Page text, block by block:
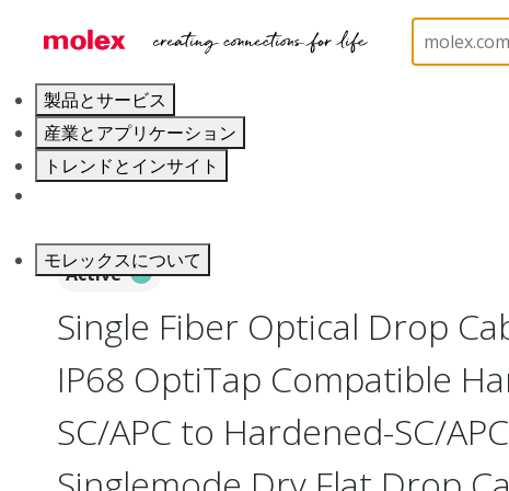
製品とサービス
産業とアプリケーション
トレンドとインサイト
モレックスについて
Fiber Optic Cable
Active
Single Fiber Optical Drop
IP68 OptiTap Compatible
SC/APC to Hardened-SC/